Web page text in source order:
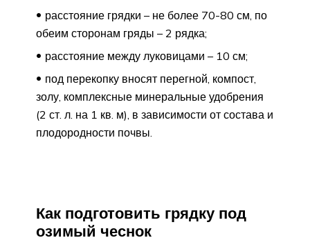
расстояние грядки – не более 70-80 см, по
обеим сторонам гряды – 2 рядка;
расстояние между луковицами – 10 см;
под перекопку вносят перегной, компост,
золу, комплексные минеральные удобрения
(2 ст. л. на 1 кв. м), в зависимости от состава и
плодородности почвы.
Как подготовить грядку под
озимый чеснок